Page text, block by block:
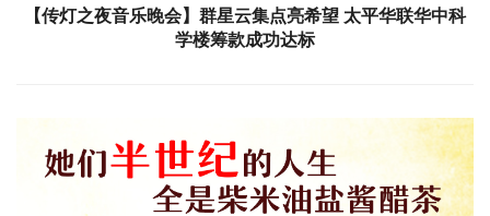
【传灯之夜音乐晚会】群星云集点亮希望 太平华联华中科
学楼筹款成功达标